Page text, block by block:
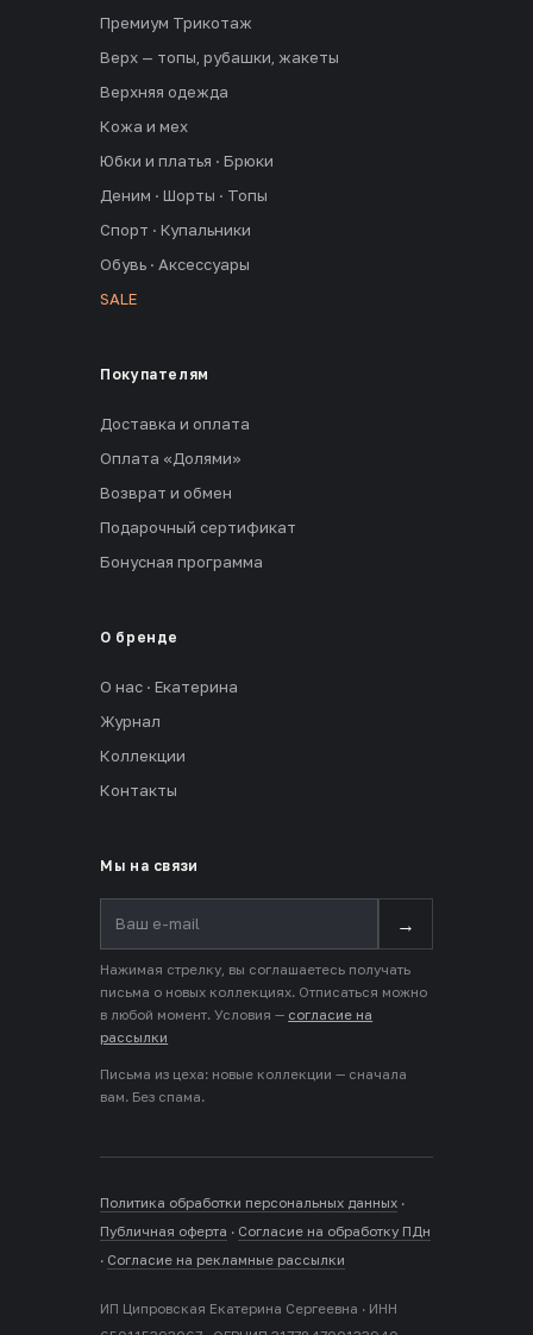
Премиум Трикотаж
Верх — топы, рубашки, жакеты
Верхняя одежда
Кожа и мех
Юбки и платья · Брюки
Деним · Шорты · Топы
Спорт · Купальники
Обувь · Аксессуары
SALE
Покупателям
Доставка и оплата
Оплата «Долями»
Возврат и обмен
Подарочный сертификат
Бонусная программа
О бренде
О нас · Екатерина
Журнал
Коллекции
Контакты
Мы на связи
→
Нажимая стрелку, вы соглашаетесь получать
письма о новых коллекциях. Отписаться можно
в любой момент. Условия — согласие на
рассылки
Письма из цеха: новые коллекции — сначала
вам. Без спама.
Политика обработки персональных данных ·
Публичная оферта · Согласие на обработку ПДн
· Согласие на рекламные рассылки
ИП Ципровская Екатерина Сергеевна · ИНН